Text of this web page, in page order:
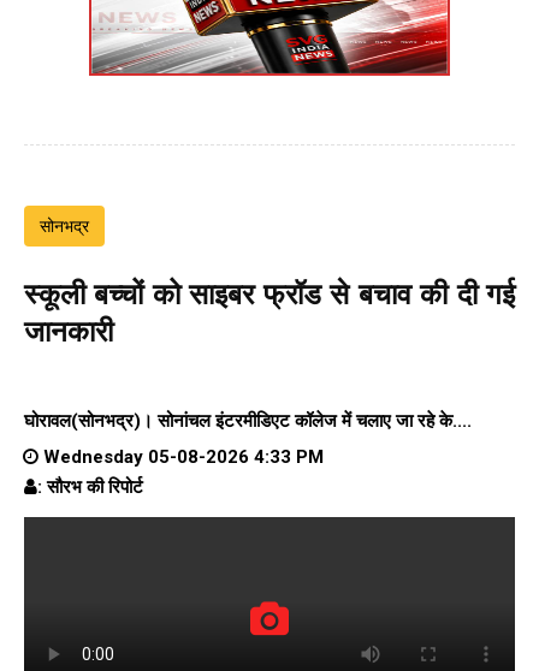
सोनभद्र
स्कूली बच्चों को साइबर फ्रॉड से बचाव की दी गई
जानकारी
घोरावल(सोनभद्र)। सोनांचल इंटरमीडिएट कॉलेजमें चलाए जा रहे के....
Wednesday 05-08-2026 4:33 PM
: सौरभ की रिपोर्ट